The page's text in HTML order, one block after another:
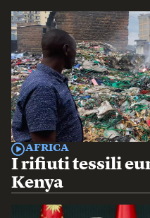
AFRICA
I rifiuti tessili
Kenya